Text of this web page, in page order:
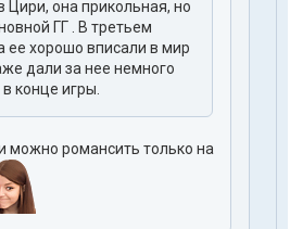
Цири, она прикольная, но
ГГ . В третьем
ее хорошо вписали в мир
дали за нее немного
конце игры.
романсить только на